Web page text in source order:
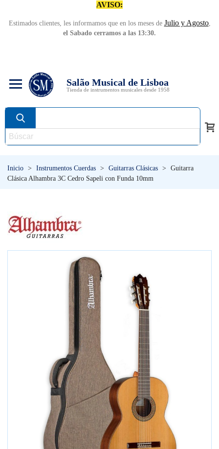
AVISO:
Estimados clientes, les informamos que en los meses de Julio y Agosto,
el Sabado cerramos a las 13:30.
Salão Musical de Lisboa
Tienda de instrumentos musicales desde 1958
Inicio > Instrumentos Cuerdas > Guitarras Clásicas >
Guitarra
Clásica Alhambra 3C Cedro Sapeli con Funda 10mm